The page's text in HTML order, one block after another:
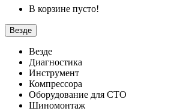
В корзине пусто!
Везде
Везде
Диагностика
Инструмент
Компрессора
Оборудование для СТО
Шиномонтаж